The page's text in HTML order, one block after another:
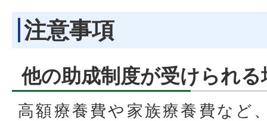
注意事項
他の助成制度が受けられる
高額療養費や家族療養費など